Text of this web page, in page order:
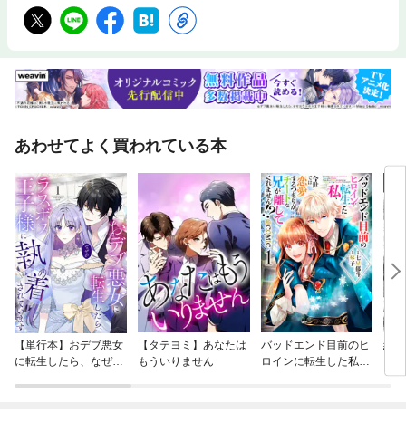
あわせてよく買われている本
【単行本】おデブ悪女
に転生したら、なぜか
【タテヨミ】あなたは
もういりません
バッドエンド目前のヒ
ロインに転生した私、
結